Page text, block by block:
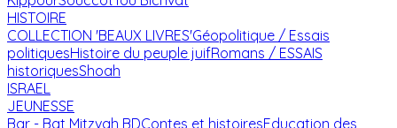
HISTOIRE
COLLECTION 'BEAUX LIVRES'Géopolitique / Essais
politiquesHistoire du peuple juifRomans / ESSAIS
historiquesShoah
ISRAEL
JEUNESSE
Bar - Bat Mitzvah BDContes et histoiresEducation des